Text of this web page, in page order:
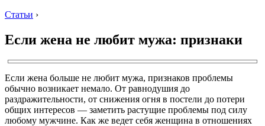
Статьи ›
Если жена не любит мужа: признаки
Если жена больше не любит мужа, признаков проблемы
обычно возникает немало. От равнодушия до
раздражительности, от снижения огня в постели до потери
общих интересов — заметить растущие проблемы под силу
любому мужчине. Как же ведет себя женщина в отношениях